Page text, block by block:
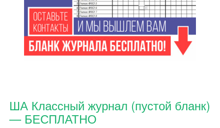
ША Классный журнал (пустой бланк)
— БЕСПЛАТНО